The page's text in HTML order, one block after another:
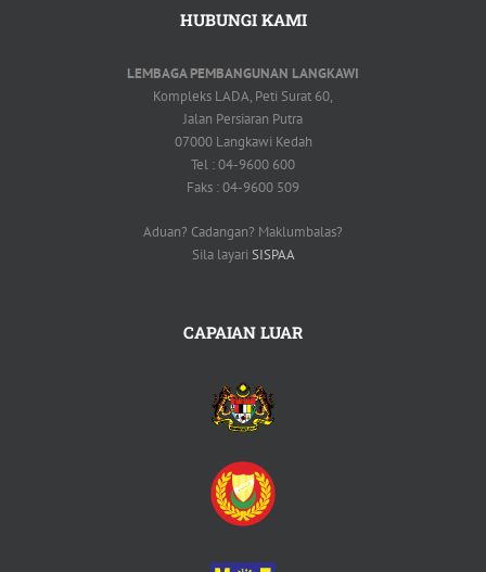
HUBUNGI KAMI
LEMBAGA PEMBANGUNAN LANGKAWI
Kompleks LADA, Peti Surat 60,
Jalan Persiaran Putra
07000 Langkawi Kedah
Tel : 04-9600 600
Faks : 04-9600 509
Aduan? Cadangan? Maklumbalas?
Sila layari SISPAA
CAPAIAN LUAR